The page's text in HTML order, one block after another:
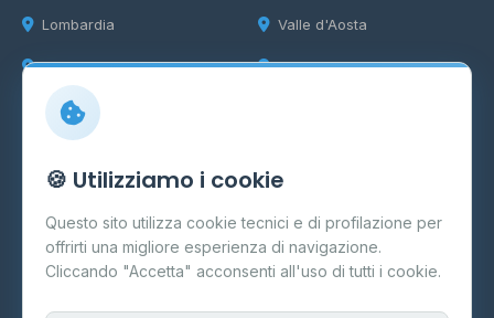
Lombardia
Marche
Valle d'Aosta
Veneto
Info
Cos'è il GPL
FAQ
Contatti
🍪 Utilizziamo i cookie
Questo sito utilizza cookie tecnici e di profilazione per
offrirti una migliore esperienza di navigazione.
Cliccando "Accetta" acconsenti all'uso di tutti i cookie.